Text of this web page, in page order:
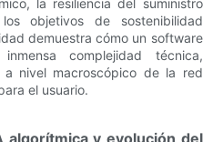
la resiliencia del suministro
objetivos de sostenibilidad
demuestra cómo un software
complejidad técnica,
nivel macroscópico de la red
el usuario.